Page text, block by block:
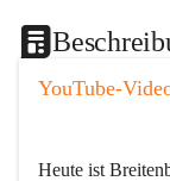
YouTube-
Heute ist